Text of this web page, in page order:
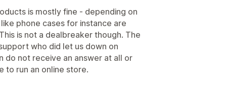
is mostly fine - depending on
phone cases for instance are
is not a dealbreaker though. The
who did let us down on
do not receive an answer at all or
to run an online store.